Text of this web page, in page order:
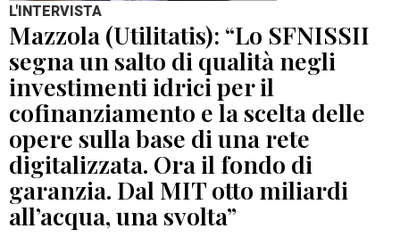
L'INTERVISTA
Mazzola (Utilitatis): “Lo SFNISSII
segna un salto di qualità negli
investimenti idrici per il
cofinanziamento e la scelta delle
opere sulla base di una rete
digitalizzata. Ora il fondo di
garanzia. Dal MIT otto miliardi
all’acqua, una svolta”